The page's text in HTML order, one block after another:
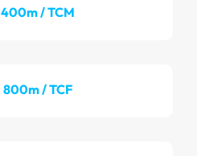
400m / TCM
800m / TCF